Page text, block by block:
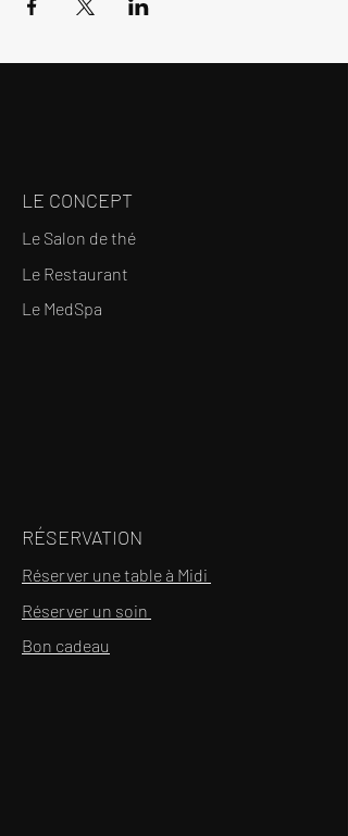
LE CONCEPT
Le Salon de thé
Le Restaurant
Le MedSpa
RÉSERVATION
Réserver une table à Midi
Réserver un soin
Bon cadeau